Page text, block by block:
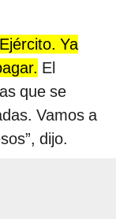
Ya
El
que se
Vamos a
dijo.